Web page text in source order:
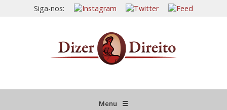
Siga-nos:
Menu ☰